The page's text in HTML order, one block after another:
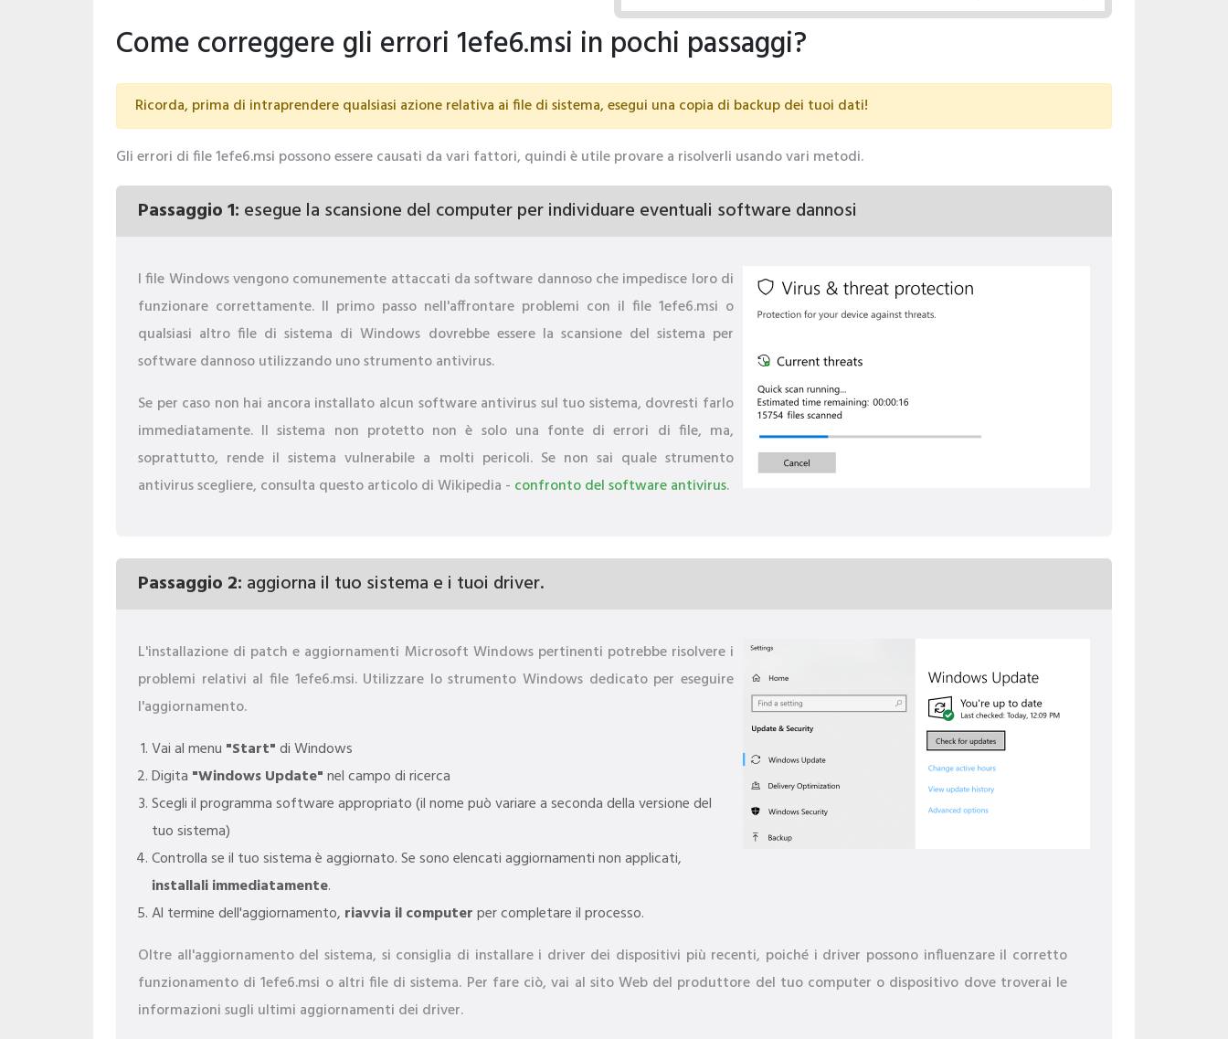
Come correggere gli errori 1efe6.msi in pochi passaggi?
Ricorda, prima di intraprendere qualsiasi azione relativa ai file di sistema, esegui una copia di backup dei tuoi dati!
Gli errori di file 1efe6.msi possono essere causati da vari fattori, quindi è utile provare a risolverli usando vari metodi.
Passaggio 1: esegue la scansione del computer per individuare eventuali software dannosi
I file Windows vengono comunemente attaccati da software dannoso che impedisce loro di
funzionare correttamente. Il primo passo nell'affrontare problemi con il file 1efe6.msi o
qualsiasi altro file di sistema di Windows dovrebbe essere la scansione del sistema per
software dannoso utilizzando uno strumento antivirus.
Se per caso non hai ancora installato alcun software antivirus sul tuo sistema, dovresti farlo
immediatamente. Il sistema non protetto non è solo una fonte di errori di file, ma,
soprattutto, rende il sistema vulnerabile a molti pericoli. Se non sai quale strumento
antivirus scegliere, consulta questo articolo di Wikipedia - confronto del software antivirus.
Passaggio 2: aggiorna il tuo sistema e i tuoi driver.
L'installazione di patch e aggiornamenti Microsoft Windows pertinenti potrebbe risolvere i
problemi relativi al file 1efe6.msi. Utilizzare lo strumento Windows dedicato per eseguire
l'aggiornamento.
Vai al menu "Start"di Windows
Digita "Windows Update"nel campo di ricerca
Scegli il programma software appropriato (il nome può variare a seconda della versione del
tuo sistema)
Controlla se il tuo sistema è aggiornato. Se sono elencati aggiornamenti non applicati,
installali immediatamente.
Al termine dell'aggiornamento, riavvia il computerper completare il processo.
Oltre all'aggiornamento del sistema, si consiglia di installare i driver dei dispositivi più recenti, poiché i driver possono influenzare il corretto
funzionamento di 1efe6.msi o altri file di sistema. Per fare ciò, vai al sito Web del produttore del tuo computer o dispositivo dove troverai le
informazioni sugli ultimi aggiornamenti dei driver.